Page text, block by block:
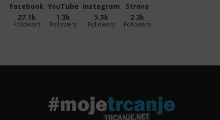
Facebook
27.1k
Followers
YouTube
1.3k
Followers
Instagram
5.3k
Followers
Strava
2.2k
Followers